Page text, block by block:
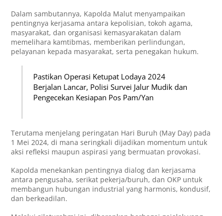
Dalam sambutannya, Kapolda Malut menyampaikan
pentingnya kerjasama antara kepolisian, tokoh agama,
masyarakat, dan organisasi kemasyarakatan dalam
memelihara kamtibmas, memberikan perlindungan,
pelayanan kepada masyarakat, serta penegakan hukum.
Pastikan Operasi Ketupat Lodaya 2024
Berjalan Lancar, Polisi Survei Jalur Mudik dan
Pengecekan Kesiapan Pos Pam/Yan
Terutama menjelang peringatan Hari Buruh (May Day) pada
1 Mei 2024, di mana seringkali dijadikan momentum untuk
aksi refleksi maupun aspirasi yang bermuatan provokasi.
Kapolda menekankan pentingnya dialog dan kerjasama
antara pengusaha, serikat pekerja/buruh, dan OKP untuk
membangun hubungan industrial yang harmonis, kondusif,
dan berkeadilan.